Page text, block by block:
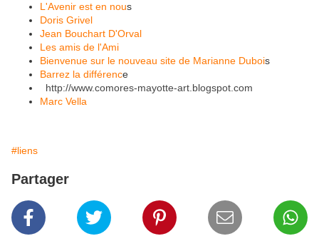
L'Avenir est en nous
Doris Grivel
Jean Bouchart D'Orval
Les amis de l'Ami
Bienvenue sur le nouveau site de Marianne Dubois
Barrez la différence
http://www.comores-mayotte-art.blogspot.com
Marc Vella
#liens
Partager